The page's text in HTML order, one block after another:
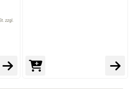
zzgl.